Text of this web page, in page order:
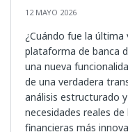
12 MAYO 2026
¿Cuándo fue la
plataforma de banca
una nueva
de una verdadera
análisis estructurado
necesidades reales
financieras más